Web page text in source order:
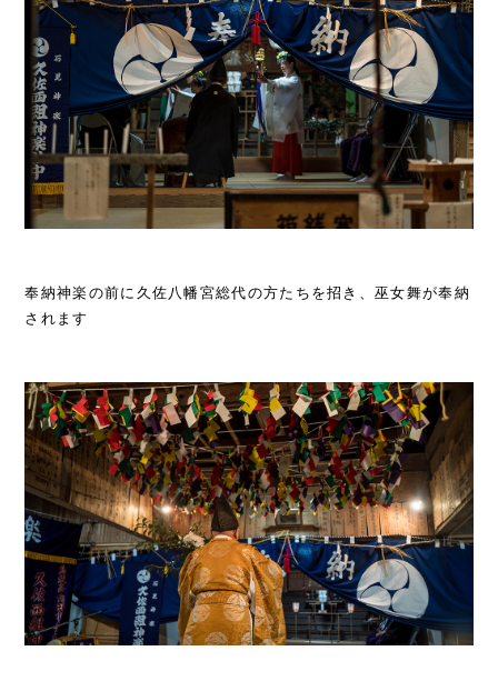
奉納神楽の前に久佐八幡宮総代の方たちを招き、巫女舞が奉納
されます